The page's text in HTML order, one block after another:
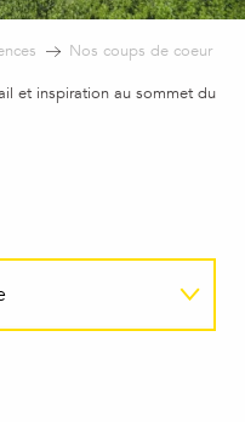
Nos coups de coeur
et inspiration au sommet du